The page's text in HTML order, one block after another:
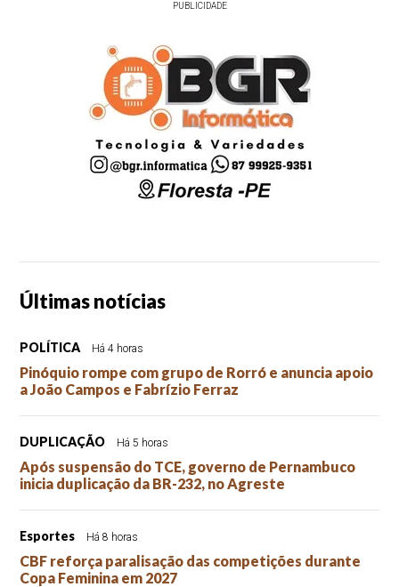
PUBLICIDADE
Últimas notícias
POLÍTICA Há 4 horas
Pinóquio rompe com grupo de Rorró e anuncia apoio
a João Campos e Fabrízio Ferraz
DUPLICAÇÃO Há 5 horas
Após suspensão do TCE, governo de Pernambuco
inicia duplicação da BR-232, no Agreste
Esportes Há 8 horas
CBF reforça paralisação das competições durante
Copa Feminina em 2027